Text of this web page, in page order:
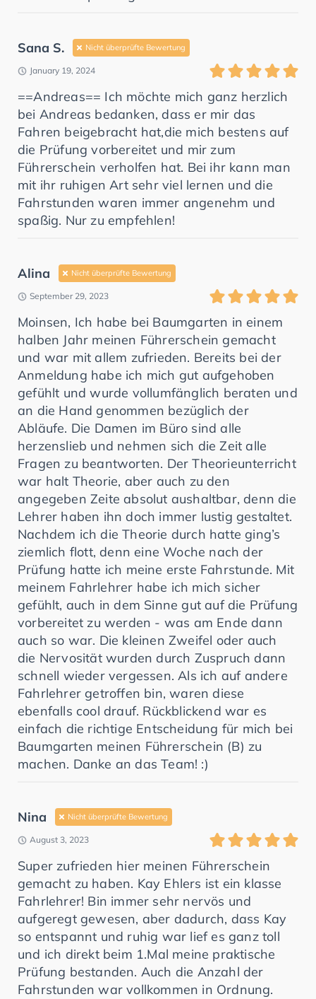
Sana S. Nicht überprüfte Bewertung
January 19, 2024
==Andreas== Ich möchte mich ganz herzlich
bei Andreas bedanken, dass er mir das
Fahren beigebracht hat,die mich bestens auf
die Prüfung vorbereitet und mir zum
Führerschein verholfen hat. Bei ihr kann man
mit ihr ruhigen Art sehr viel lernen und die
Fahrstunden waren immer angenehm und
spaßig. Nur zu empfehlen!
Alina Nicht überprüfte Bewertung
September 29, 2023
Moinsen, Ich habe bei Baumgarten in einem
halben Jahr meinen Führerschein gemacht
und war mit allem zufrieden. Bereits bei der
Anmeldung habe ich mich gut aufgehoben
gefühlt und wurde vollumfänglich beraten und
an die Hand genommen bezüglich der
Abläufe. Die Damen im Büro sind alle
herzenslieb und nehmen sich die Zeit alle
Fragen zu beantworten. Der Theorieunterricht
war halt Theorie, aber auch zu den
angegeben Zeite absolut aushaltbar, denn die
Lehrer haben ihn doch immer lustig gestaltet.
Nachdem ich die Theorie durch hatte ging’s
ziemlich flott, denn eine Woche nach der
Prüfung hatte ich meine erste Fahrstunde. Mit
meinem Fahrlehrer habe ich mich sicher
gefühlt, auch in dem Sinne gut auf die Prüfung
vorbereitet zu werden - was am Ende dann
auch so war. Die kleinen Zweifel oder auch
die Nervosität wurden durch Zuspruch dann
schnell wieder vergessen. Als ich auf andere
Fahrlehrer getroffen bin, waren diese
ebenfalls cool drauf. Rückblickend war es
einfach die richtige Entscheidung für mich bei
Baumgarten meinen Führerschein (B) zu
machen. Danke an das Team! :)
Nina Nicht überprüfte Bewertung
August 3, 2023
Super zufrieden hier meinen Führerschein
gemacht zu haben. Kay Ehlers ist ein klasse
Fahrlehrer! Bin immer sehr nervös und
aufgeregt gewesen, aber dadurch, dass Kay
so entspannt und ruhig war lief es ganz toll
und ich direkt beim 1.Mal meine praktische
Prüfung bestanden. Auch die Anzahl der
Fahrstunden war vollkommen in Ordnung.